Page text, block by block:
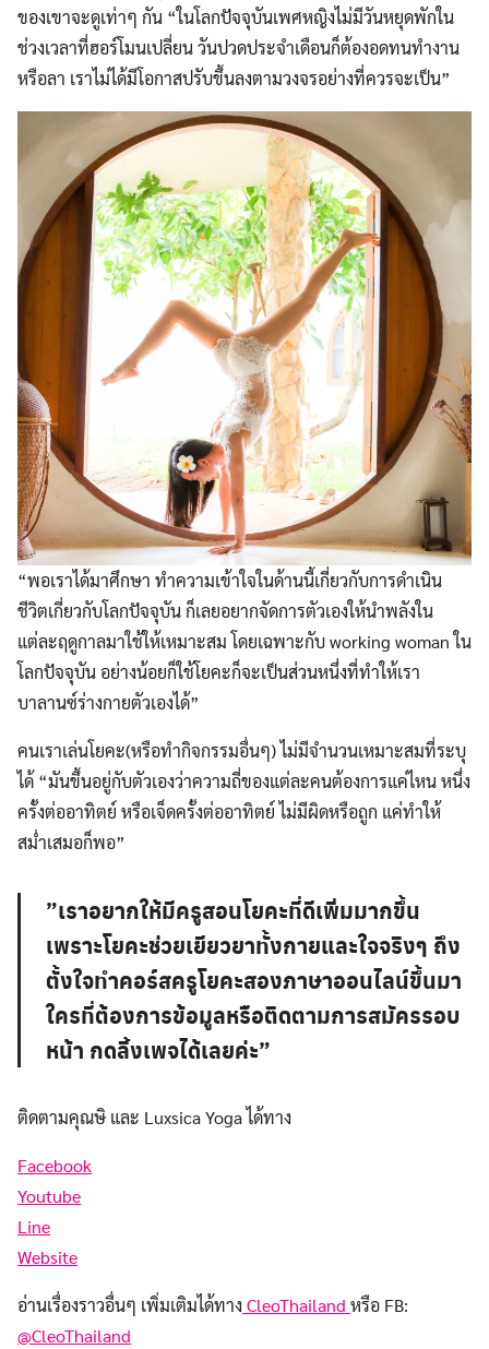
Search
for:
ของเขาจะดูเท่าๆ กัน “ในโลกปัจจุบันเพศหญิงไม่มีวันหยุดพักใน
ช่วงเวลาที่ฮอร์โมนเปลี่ยน วันปวดประจำเดือนก็ต้องอดทนทำงาน
หรือลา เราไม่ได้มีโอกาสปรับขึ้นลงตามวงจรอย่างที่ควรจะเป็น”
“พอเราได้มาศึกษา ทำความเข้าใจในด้านนี้เกี่ยวกับการดำเนิน
ชีวิตเกี่ยวกับโลกปัจจุบัน ก็เลยอยากจัดการตัวเองให้นำพลังใน
แต่ละฤดูกาลมาใช้ให้เหมาะสม โดยเฉพาะกับ working woman ใน
โลกปัจจุบัน อย่างน้อยก็ใช้โยคะก็จะเป็นส่วนหนึ่งที่ทำให้เรา
บาลานซ์ร่างกายตัวเองได้”
คนเราเล่นโยคะ(หรือทำกิจกรรมอื่นๆ) ไม่มีจำนวนเหมาะสมที่ระบุ
ได้ “มันขึ้นอยู่กับตัวเองว่าความถี่ของแต่ละคนต้องการแค่ไหน หนึ่ง
ครั้งต่ออาทิตย์ หรือเจ็ดครั้งต่ออาทิตย์ ไม่มีผิดหรือถูก แค่ทำให้
สม่ำเสมอก็พอ”
”เราอยากให้มีครูสอนโยคะที่ดีเพิ่มมากขึ้น
เพราะโยคะช่วยเยียวยาทั้งกายและใจจริงๆ ถึง
ตั้งใจทำคอร์สครูโยคะสองภาษาออนไลน์ขึ้นมา
ใครที่ต้องการข้อมูลหรือติดตามการสมัครรอบ
หน้า กดลิ้งเพจได้เลยค่ะ”
ติดตามคุณษิ และ Luxsica Yoga ได้ทาง
Facebook
Youtube
Line
Website
อ่านเรื่องราวอื่นๆ เพิ่มเติมได้ทาง CleoThailand หรือ FB:
@CleoThailand